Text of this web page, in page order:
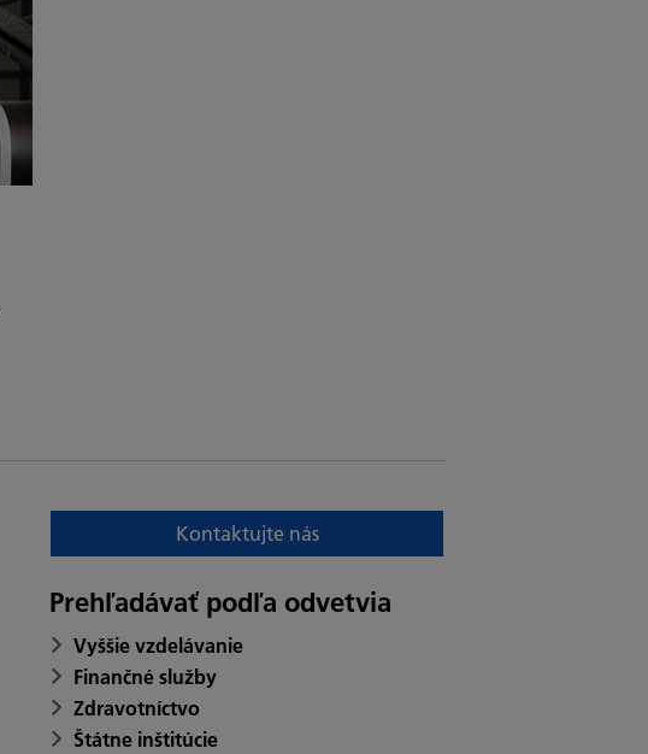
Kontaktujte nás
Prehľadávať podľa odvetvia
Vyššie vzdelávanie
Finančné služby
Zdravotníctvo
Štátne inštitúcie